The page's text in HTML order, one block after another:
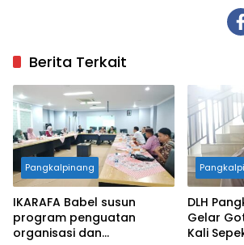
Berita Terkait
Pangkalpinang
IKARAFA Babel susun
program penguatan
organisasi dan
DLH
Gelar
Kali